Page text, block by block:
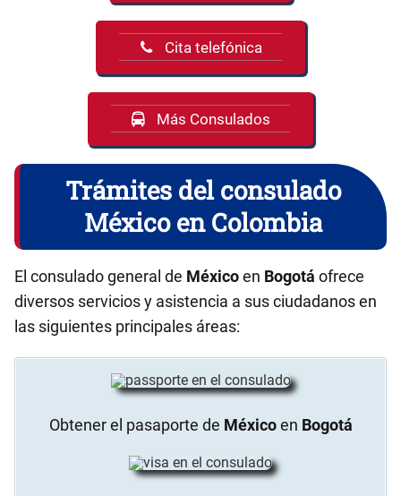
Cita telefónica
Más Consulados
Trámites del consulado
México en Colombia
El consulado general de Méxicoen Bogotá ofrece
diversos servicios y asistencia a sus ciudadanos en
las siguientes principales áreas:
Obtener el pasaporte de Méxicoen Bogotá